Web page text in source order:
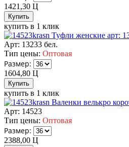
1421,30 Ц
купить в 1 клик
Туфли женские арт:
Арт: 13233 бел.
Тип цены: Оптовая
Размер:
1604,80 Ц
купить в 1 клик
Валенки велькро
Арт: 14523
Тип цены: Оптовая
Размер:
2388,00 Ц